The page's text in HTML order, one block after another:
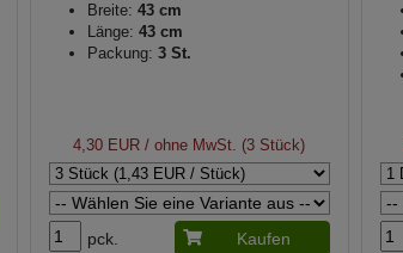
Breite: 43 cm
Länge: 43 cm
Packung: 3 St.
4,30 EUR / ohne MwSt. (3 Stück)
pck. Kaufen